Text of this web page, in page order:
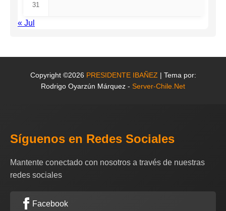
31
« Jul
Copyright ©2026 PRESIDENTE IBAÑEZ | Tema por:
Rodrigo Oyarzún Márquez - Server-Chile.Net
Síguenos en Redes Sociales
Mantente conectado con nosotros a través de nuestras
redes sociales
Facebook